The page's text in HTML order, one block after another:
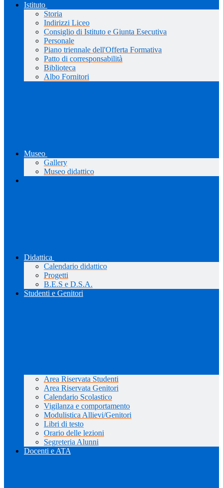
Istituto
Storia
Indirizzi Liceo
Consiglio di Istituto e Giunta Esecutiva
Personale
Piano triennale dell'Offerta Formativa
Patto di corresponsabilità
Biblioteca
Albo Fornitori
Museo
Gallery
Museo didattico
Didattica
Calendario didattico
Progetti
B.E.S e D.S.A.
Studenti e Genitori
Area Riservata Studenti
Area Riservata Genitori
Calendario Scolastico
Vigilanza e comportamento
Modulistica Allievi/Genitori
Libri di testo
Orario delle lezioni
Segreteria Alunni
Docenti e ATA